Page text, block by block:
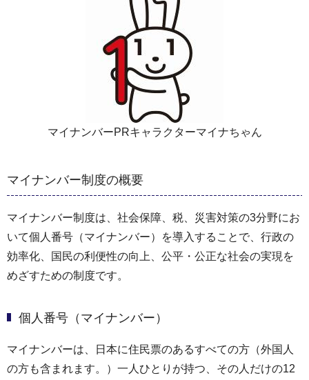
マイナンバーPRキャラクターマイナちゃん
マイナンバー制度の概要
マイナンバー制度は、社会保障、税、災害対策の3分野にお
いて個人番号（マイナンバー）を導入することで、行政の
効率化、国民の利便性の向上、公平・公正な社会の実現を
めざすための制度です。
個人番号（マイナンバー）
マイナンバーは、日本に住民票のあるすべての方（外国人
の方も含まれます。）一人ひとりが持つ、その人だけの12